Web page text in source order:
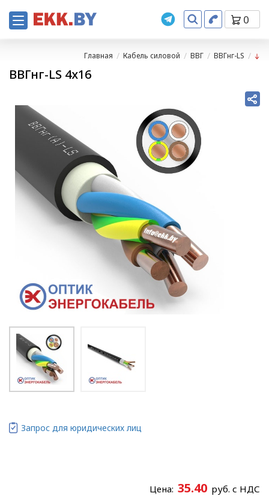
0
Главная Кабель силовой ВВГ ВВГнг-LS
ВВГнг-LS 4х16
Цена: 35.40 руб. с НДС
Запрос для юридических лиц